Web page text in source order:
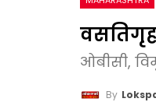
ओबीसी,
By